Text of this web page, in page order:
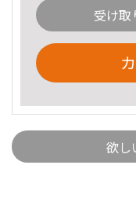
受け取
欲し